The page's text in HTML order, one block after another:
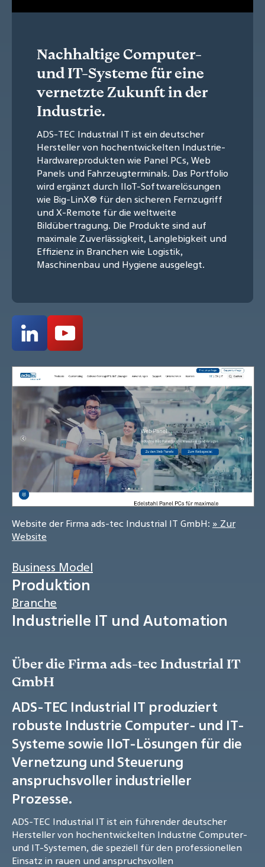
Nachhaltige Computer-
und IT-Systeme für eine
vernetzte Zukunft in der
Industrie.
ADS-TEC Industrial IT ist ein deutscher
Hersteller von hochentwickelten Industrie-
Hardwareprodukten wie Panel PCs, Web
Panels und Fahrzeugterminals. Das Portfolio
wird ergänzt durch IIoT-Softwarelösungen
wie Big-LinX® für den sicheren Fernzugriff
und X-Remote für die weltweite
Bildübertragung. Die Produkte sind auf
maximale Zuverlässigkeit, Langlebigkeit und
Effizienz in Branchen wie Logistik,
Maschinenbau und Hygiene ausgelegt.
Website der Firma ads-tec Industrial IT GmbH: » Zur
Website
Business Model
Produktion
Branche
Industrielle IT und Automation
Über die Firma ads-tec Industrial IT
GmbH
ADS-TEC Industrial IT produziert
robuste Industrie Computer- und IT-
Systeme sowie IIoT-Lösungen für die
Vernetzung und Steuerung
anspruchsvoller industrieller
Prozesse.
ADS-TEC Industrial IT ist ein führender deutscher
Hersteller von hochentwickelten Industrie Computer-
und IT-Systemen, die speziell für den professionellen
Einsatz in rauen und anspruchsvollen